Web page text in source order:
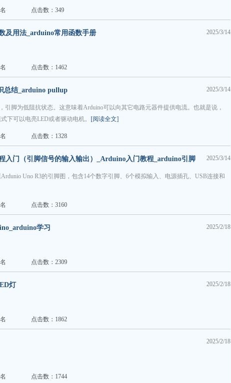
点击数：349
2025/3/14
用法_arduino常用函数手册
点击数：1462
2025/3/14
总结_arduino pullup
引脚为低阻抗状态。这意味着Arduino可以向其它电路元器件提供电流。也就是说，
下可以电亮LED或者驱动电机。 [阅读全文]
点击数：1328
2025/3/14
入门（引脚信号的输入输出）_Arduino入门教程_arduino引脚
Uno R3的引脚图，包含14个数字引脚、6个模拟输入、电源插孔、USB连接和
点击数：3160
2025/2/18
学习
点击数：2309
2025/2/18
灯
点击数：1862
2025/2/18
点击数：1744